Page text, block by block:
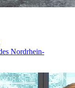
Nordrhein-